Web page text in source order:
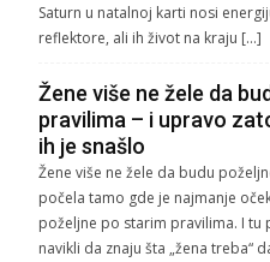
Saturn u natalnoj karti nosi
reflektore, ali ih život na kraju […]
Žene više ne žele da
pravilima – i upravo
ih je snašlo
Žene više ne žele da budu
počela tamo gde je najmanje
poželjne po starim pravilima. I tu
navikli da znaju šta „žena treba“